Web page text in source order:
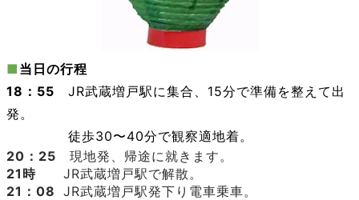
■ 当日の行程
18：55 JR武蔵増戸駅に集合、15分で準備を整えて出
発。
徒歩30〜40分で観察適地着。
20：25 現地発、 帰途に就きます。
21時
JR武蔵増戸駅で解散。
21：08 JR武蔵増戸駅発下り電車乗車。